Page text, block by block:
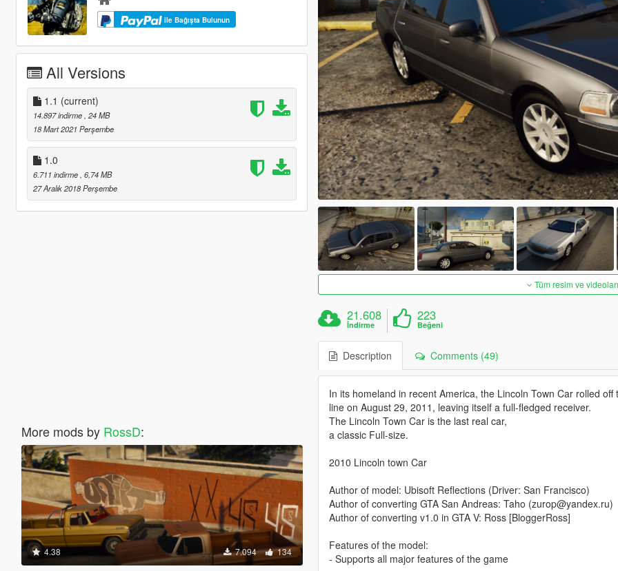
ile Bağışta Bulunun
All Versions
1.1 (current)
14.897 indirme , 24 MB
18 Mart 2021 Perşembe
1.0
6.711 indirme , 6,74 MB
27 Aralık 2018 Perşembe
More mods by RossD:
4.38 7.094 134
Tüm resim ve
21.608
İndirme
223
Beğeni
Description Comments (49)
In its homeland in recent America, the Lincoln Town Car rolled off
line on August 29, 2011, leaving itself a full-fledged receiver.
The Lincoln Town Car is the last real car,
a classic Full-size.
2010 Lincoln town Car
Author of model: Ubisoft Reflections (Driver: San Francisco)
Author of converting GTA San Andreas: Taho (zurop@yandex.ru)
Author of converting v1.0 in GTA V: Ross [BloggerRoss]
Features of the model:
- Supports all major features of the game